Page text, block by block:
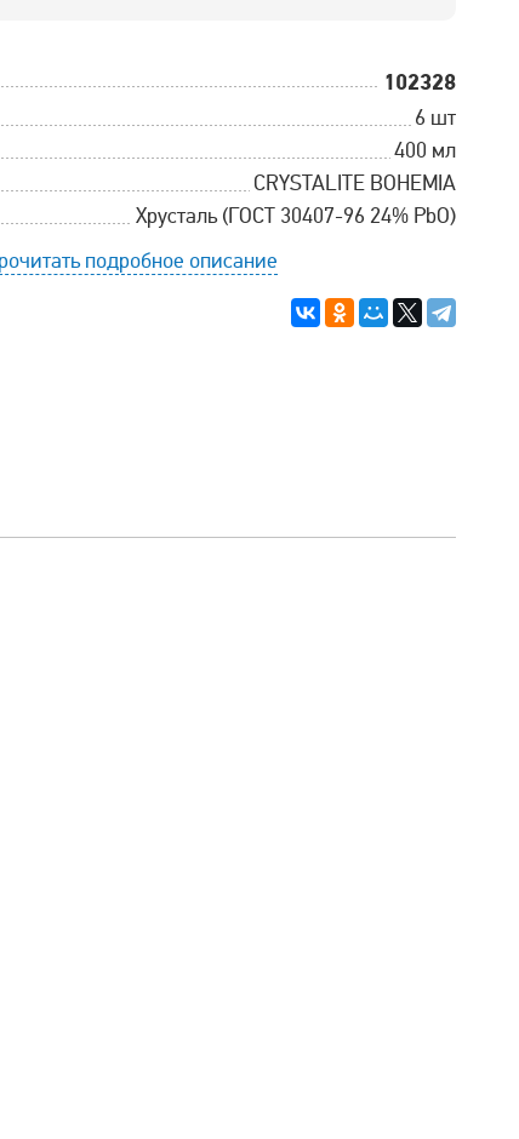
102328
6 шт
400 мл
CRYSTALITE BOHEMIA
Хрусталь (ГОСТ 30407-96 24% PbO)
подробное описание